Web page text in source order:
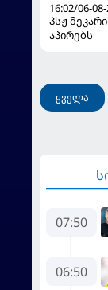
16:02/06-
პსჟ
აპირებს
ყველა
07:50
06:50